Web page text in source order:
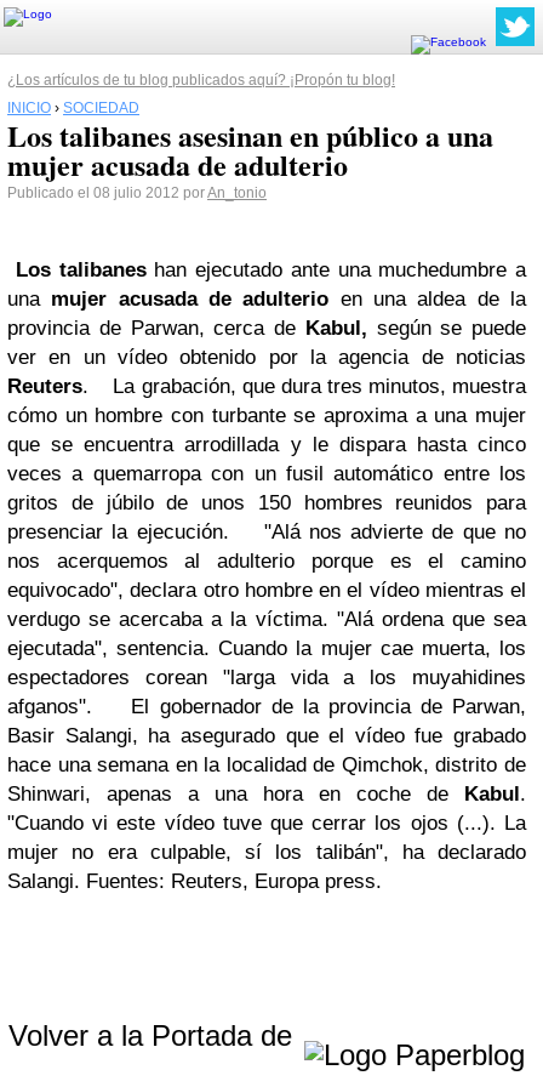
¿Los artículos de tu blog publicados aquí? ¡Propón tu blog!
INICIO › SOCIEDAD
Los talibanes asesinan en público a una
mujer acusada de adulterio
Publicado el 08 julio 2012 porAn_tonio
Los talibaneshan ejecutado ante una muchedumbre a
una mujer acusada de adulterio en una aldea de la
provincia de Parwan, cerca de Kabul, según se puede
ver en un vídeo obtenido por la agencia de noticias
Reuters.
La grabación, que dura tres minutos, muestra
cómo un hombre con turbante se aproxima a una mujer
que se encuentra arrodillada y le dispara hasta cinco
veces a quemarropa con un fusil automático entre los
gritos de júbilo de unos 150 hombres reunidos para
presenciar la ejecución.
"Alá nos advierte de que no
nos acerquemos al adulterio porque es el camino
equivocado", declara otro hombre en el vídeo mientras el
verdugo se acercaba a la víctima. "Alá ordena que sea
ejecutada", sentencia. Cuando la mujer cae muerta, los
espectadores corean "larga vida a los muyahidines
afganos".
El gobernador de la provincia de Parwan,
Basir Salangi, ha asegurado que el vídeo fue grabado
hace una semana en la localidad de Qimchok, distrito de
Shinwari, apenas a una hora en coche de Kabul.
"Cuando vi este vídeo tuve que cerrar los ojos (...). La
mujer no era culpable, sí los talibán", ha declarado
Salangi. Fuentes: Reuters, Europa press.
Volver a la Portada de